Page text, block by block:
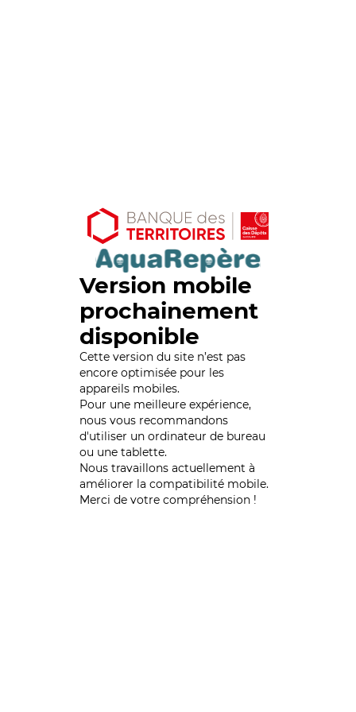
Version mobile
prochainement
disponible
Cette version du site n’est pas
encore optimisée pour les
appareils mobiles.
Pour une meilleure expérience,
nous vous recommandons
d'utiliser un ordinateur de bureau
ou une tablette.
Nous travaillons actuellement à
améliorer la compatibilité mobile.
Merci de votre compréhension !